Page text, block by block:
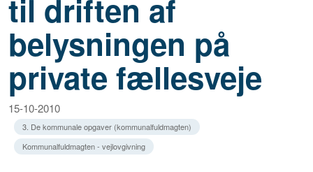
til driften af
belysningen på
private fællesveje
15-10-2010
3. De kommunale opgaver (kommunalfuldmagten)
Kommunalfuldmagten - vejlovgivning